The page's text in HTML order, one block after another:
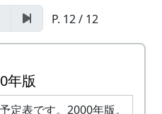
P. 12 / 12
年版
定表です。2000年版。